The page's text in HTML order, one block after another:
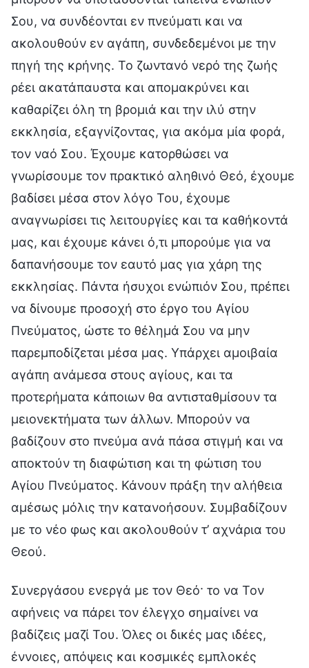
Σου, να συνδέονται εν πνεύματι και να
ακολουθούν εν αγάπη, συνδεδεμένοι με την
πηγή της κρήνης. Το ζωντανό νερό της ζωής
ρέει ακατάπαυστα και απομακρύνει και
καθαρίζει όλη τη βρομιά και την ιλύ στην
εκκλησία, εξαγνίζοντας, για ακόμα μία φορά,
τον ναό Σου. Έχουμε κατορθώσει να
γνωρίσουμε τον πρακτικό αληθινό Θεό, έχουμε
βαδίσει μέσα στον λόγο Του, έχουμε
αναγνωρίσει τις λειτουργίες και τα καθήκοντά
μας, και έχουμε κάνει ό,τι μπορούμε για να
δαπανήσουμε τον εαυτό μας για χάρη της
εκκλησίας. Πάντα ήσυχοι ενώπιόν Σου, πρέπει
να δίνουμε προσοχή στο έργο του Αγίου
Πνεύματος, ώστε το θέλημά Σου να μην
παρεμποδίζεται μέσα μας. Υπάρχει αμοιβαία
αγάπη ανάμεσα στους αγίους, και τα
προτερήματα κάποιων θα αντισταθμίσουν τα
μειονεκτήματα των άλλων. Μπορούν να
βαδίζουν στο πνεύμα ανά πάσα στιγμή και να
αποκτούν τη διαφώτιση και τη φώτιση του
Αγίου Πνεύματος. Κάνουν πράξη την αλήθεια
αμέσως μόλις την κατανοήσουν. Συμβαδίζουν
με το νέο φως και ακολουθούν τ’ αχνάρια του
Θεού.
Συνεργάσου ενεργά με τον Θεό· το να Τον
αφήνεις να πάρει τον έλεγχο σημαίνει να
βαδίζεις μαζί Του. Όλες οι δικές μας ιδέες,
έννοιες, απόψεις και κοσμικές εμπλοκές